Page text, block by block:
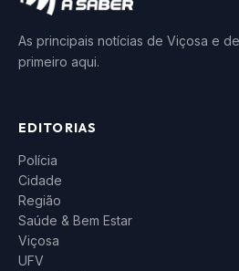
As principais notícias de Viçosa e
primeiro aqui.
EDITORIAS
Polícia
Cidade
Região
Saúde & Bem Estar
Viçosa
UFV